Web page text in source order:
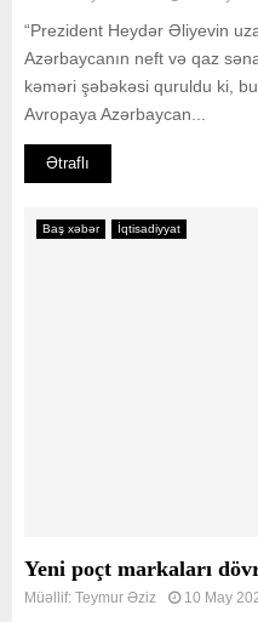
“Prezident Heydər Əliyevin
Azərbaycanın neft və qaz
kəməri şəbəkəsi quruldu ki,
Avropaya Azərbaycan...
Ətraflı
Baş xəbər İqtisadiyyat
Yeni poçt markaları
Müəllif: Teymur Əziz 10 May